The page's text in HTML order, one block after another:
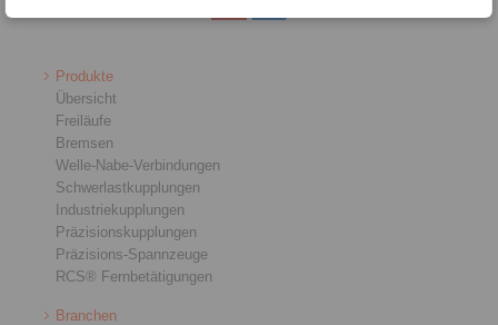
Produkte
Übersicht
Freiläufe
Bremsen
Welle-Nabe-Verbindungen
Schwerlastkupplungen
Industriekupplungen
Präzisionskupplungen
Präzisions-Spannzeuge
RCS® Fernbetätigungen
Branchen